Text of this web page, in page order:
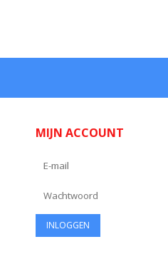
MIJN ACCOUNT